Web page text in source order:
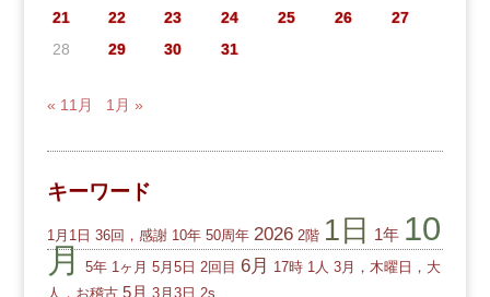
21
22 23 24 25 26
27
28
29 30 31
« 11月 1月 »
キーワード
1月1日 36回，感謝 10年 50周年 2026 2階 1日 1年 10
月 5年 1ヶ月 5月5日 2回目 6月 17時 1人 3月，木曜日，大
人，お稽古 5月 3月3日 2s